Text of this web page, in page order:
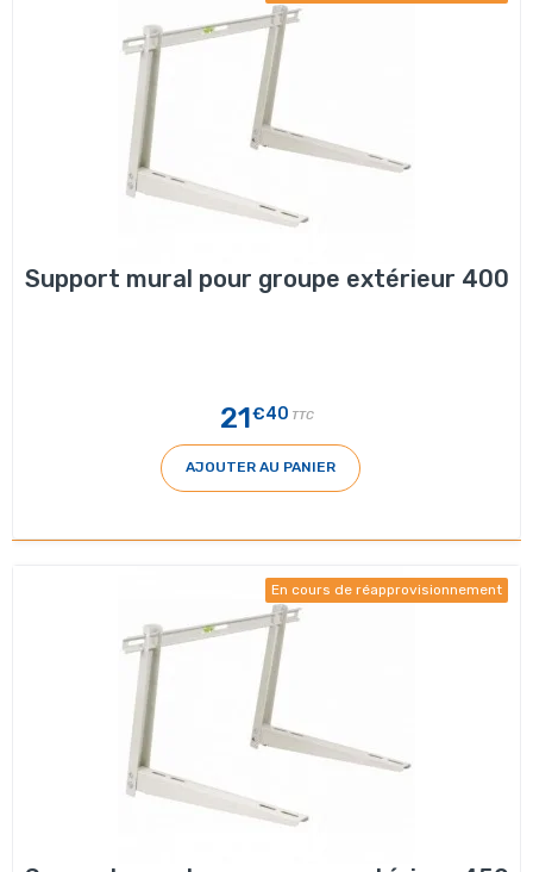
Support mural pour groupe extérieur 400
21€40 TTC
AJOUTER AU PANIER
En cours de réapprovisionnement